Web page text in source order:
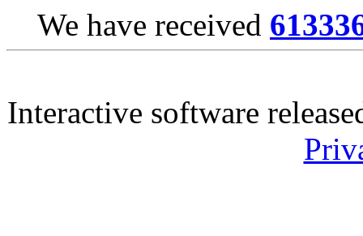
We have received
Interactive software